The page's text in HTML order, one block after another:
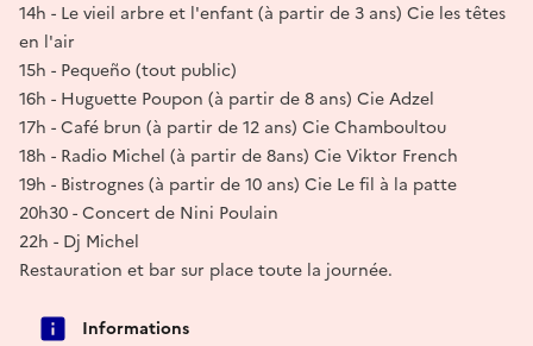
14h - Le vieil arbre et l'enfant (à partir de 3 ans) Cie les têtes
en l'air
15h - Pequeño (tout public)
16h - Huguette Poupon (à partir de 8 ans) Cie Adzel
17h - Café brun (à partir de 12 ans) Cie Chamboultou
18h - Radio Michel (à partir de 8ans) Cie Viktor French
19h - Bistrognes (à partir de 10 ans) Cie Le fil à la patte
20h30 - Concert de Nini Poulain
22h - Dj Michel
Restauration et bar sur place toute la journée.
Informations